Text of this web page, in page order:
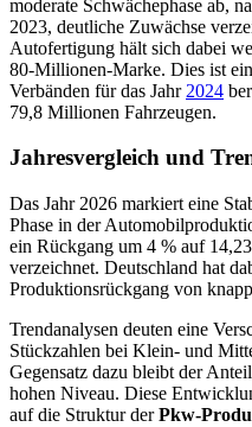
moderate Schwächephase ab,
2023, deutliche Zuwächse
Autofertigung hält sich dabei
80-Millionen-Marke. Dies ist
Verbänden für das Jahr 2024
79,8 Millionen Fahrzeugen.
Jahresvergleich und
Das Jahr 2026 markiert eine
Phase in der
ein Rückgang um 4 % auf
verzeichnet. Deutschland hat
Produktionsrückgang von
Trendanalysen deuten eine
Stückzahlen bei Klein- und
Gegensatz dazu bleibt der
hohen Niveau. Diese
auf die Struktur derPkw-